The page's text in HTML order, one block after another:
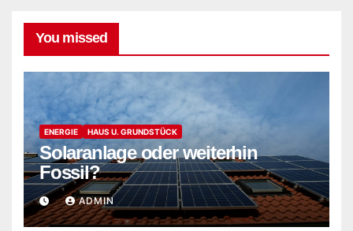
You missed
ENERGIE HAUS U. GRUNDSTÜCK
Solaranlage oder weiterhin
Fossil?
ADMIN